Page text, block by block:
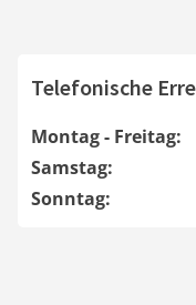
Telefonische
Montag - Freitag:
Samstag:
Sonntag: